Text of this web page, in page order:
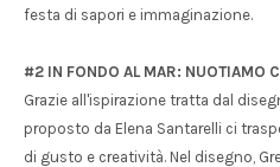
festa di sapori e immaginazione.
#2 IN FONDO AL MAR: NUOTIAMO
Grazie all'ispirazione tratta dal
proposto da Elena Santarelli ci
di gusto e creatività. Nel disegno,